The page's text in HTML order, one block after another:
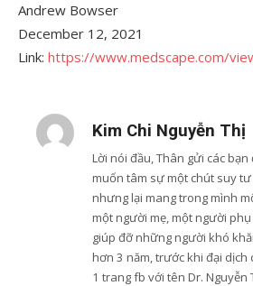
Andrew Bowser
December 12, 2021
Link: https://www.medscape.com/
Kim Chi Nguyễn Thị
Lời nói đầu, Thân gửi các bạn
muốn tâm sự một chút suy
nhưng lại mang trong mình
một người mẹ, một người
giúp đỡ những người khó
hơn 3 năm, trước khi đại dịch
1 trang fb với tên Dr. Nguyễn